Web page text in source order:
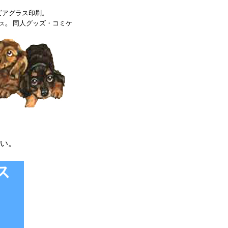
グラス印刷。
。 同人グッズ・コミケ
。